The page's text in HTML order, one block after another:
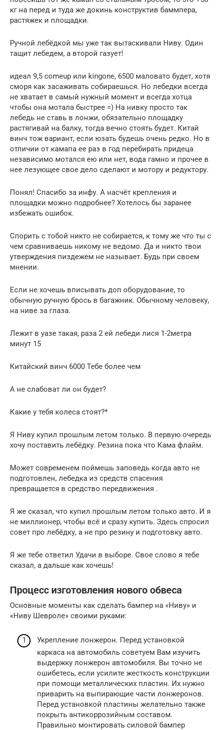
кг на перед и туда же докинь конструктив баммпера,
растяжек и площадки.
Ручной лебёдкой мы уже так вытаскивали Ниву. Один
тащит лебедем, а второй газует!
идеал 9,5 comeup или kingone, 6500 маловато будет, хотя
сморя как засаживать собираешься. Но лебедки всегда
не хватает в самый нужный момент и всегда хотца
чтобы она мотала быстрее =) На нивку просто так
лебедь не ставь в лонжи, обязательно площадку
растягивай на балку, тогда вечно стоять будет. Китай
винч тож вариант, если юзать будешь очень редко. Но в
отличии от камапа ее раз в год перебирать придеца
независимо мотался ею или нет, вода гамно и прочее в
нее лезующее свое дело сделают и мотору и редуктору.
Понял! Спасибо за инфу. А насчёт крепления и
площадки можно подробнее? Хотелось бы заранее
избежать ошибок.
Спорить с тобой никто не собирается, к тому же что ты с
чем сравниваешь никому не ведомо. Да и никто твои
утверждения пиздежем не называет. Будь при своем
мнении.
Если не хочешь вписывать доп оборудование, то
обычную ручную брось в багажник. Обычному человеку,
на ниве за глаза.
Лежит в уазе такая, раза 2 ей лебеди лися 1-2метра
минут 15
Китайский винч 6000 Тебе более чем
А не слабоват ли он будет?
Какие у тебя колеса стоят?*
Я Ниву купил прошлым летом только. В первую очередь
хочу поставить лебёдку. Резина пока что Кама флайм.
Может современем поймешь заповедь когда авто не
подготовлен, лебедка из средств спасения
превращается в средство передвижения .
Я же сказал, что купил прошлым летом только авто. И я
не миллионер, чтобы всё и сразу купить. Здесь спросил
совет про лебёдку, а не про резину и подготовку авто.
Я же тебе ответил Удачи в выборе. Свое слово я тебе
сказал, а дальше как хочешь!
Процесс изготовления нового обвеса
Основные моменты как сделать бампер на «Ниву» и
«Ниву Шевроле» своими руками:
Укрепление лонжерон. Перед установкой
каркаса на автомобиль советуем Вам изучить
выдержку лонжерон автомобиля. Вы точно не
ошибетесь, если усилите жесткость конструкции
при помощи металлических пластин. Их нужно
приварить на выпирающие части лонжеронов.
Перед установкой пластины желательно также
покрыть антикоррозийным составом.
Правильно монтировать силовой бампер